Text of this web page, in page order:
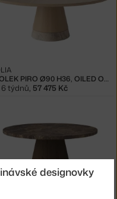
STOLEK PIRO Ø90 H36, OILED OAK
týdnů, 57 475 Kč
designovky